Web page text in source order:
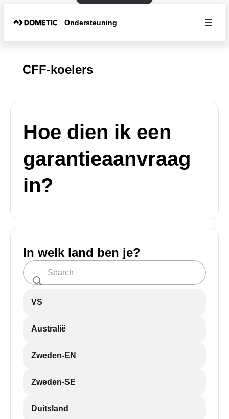
Ondersteuning
CFF-koelers
Hoe dien ik een
garantieaanvraag
in?
In welk land ben je?
VS
Australië
Zweden-EN
Zweden-SE
Duitsland